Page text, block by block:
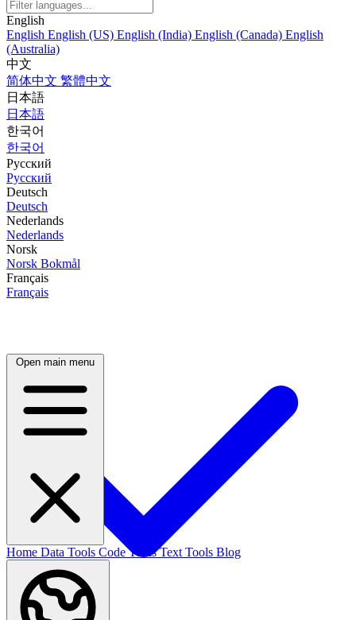
English
English English (US) English (India) English (Canada) English
(Australia)
中文
简体中文 繁體中文
日本語
日本語
한국어
한국어
Русский
Русский
Deutsch
Deutsch
Nederlands
Nederlands
Norsk
Norsk Bokmål
Français
Français
Open main menu
Home Data Tools Code ToolsText Tools Blog